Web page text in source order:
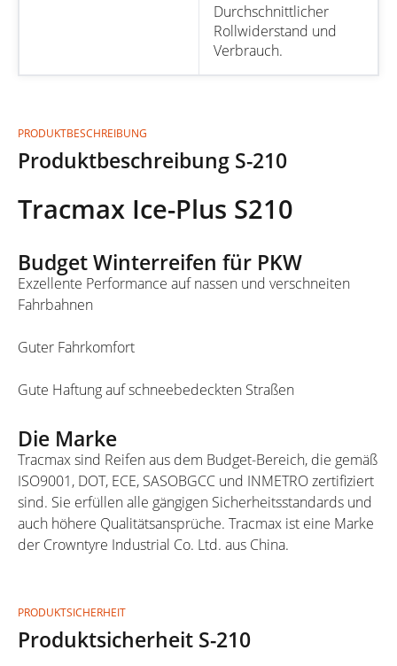
Durchschnittlicher
Rollwiderstand und
Verbrauch.
PRODUKTBESCHREIBUNG
Produktbeschreibung S-210
Tracmax Ice-Plus S210
Budget Winterreifen für PKW
Exzellente Performance auf nassen und verschneiten
Fahrbahnen
Guter Fahrkomfort
Gute Haftung auf schneebedeckten Straßen
Die Marke
Tracmax sind Reifen aus dem Budget-Bereich, die gemäß
ISO9001, DOT, ECE, SASOBGCC und INMETRO zertifiziert
sind. Sie erfüllen alle gängigen Sicherheitsstandards und
auch höhere Qualitätsansprüche. Tracmax ist eine Marke
der Crowntyre Industrial Co. Ltd. aus China.
PRODUKTSICHERHEIT
Produktsicherheit S-210